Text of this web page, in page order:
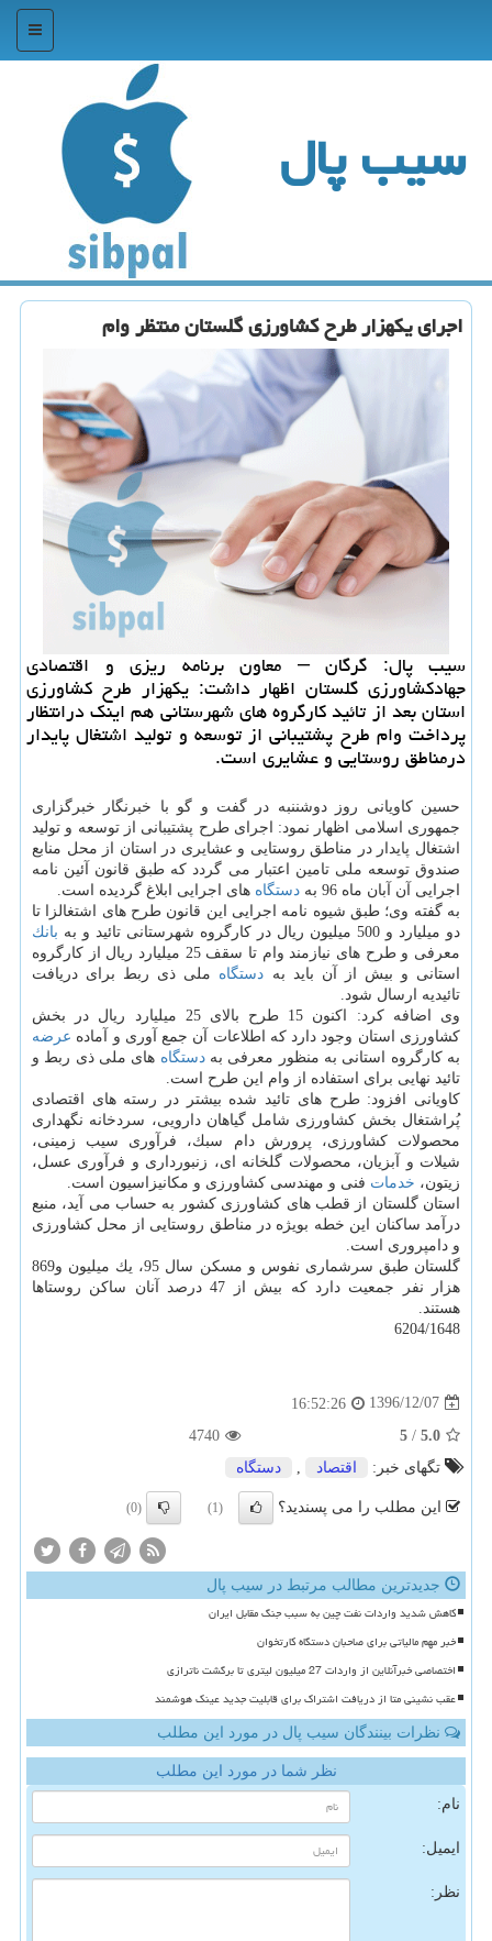
منو
سیب پال
اجرای یكهزار طرح كشاورزی گلستان منتظر وام
سیب پال: گرگان – معاون برنامه ریزی و اقتصادی
جهادكشاورزی گلستان اظهار داشت: یكهزار طرح كشاورزی
استان بعد از تائید كارگروه های شهرستانی هم اینك درانتظار
پرداخت وام طرح پشتیبانی از توسعه و تولید اشتغال پایدار
درمناطق روستایی و عشایری است.
حسین كاویانی روز دوشننبه در گفت و گو با خبرنگار خبرگزاری
جمهوری اسلامی اظهار نمود: اجرای طرح پشتیبانی از توسعه و تولید
اشتغال پایدار در مناطق روستایی و عشایری در استان از محل منابع
صندوق توسعه ملی تامین اعتبار می گردد كه طبق قانون آئین نامه
اجرایی آن آبان ماه 96 به
دستگاه های اجرایی ابلاغ گردیده است.
به گفته وی؛ طبق شیوه نامه اجرایی این قانون طرح های اشتغالزا تا
دو میلیارد و 500 میلیون ریال در كارگروه شهرستانی تائید و به
بانك
معرفی و طرح های نیازمند وام تا سقف 25 میلیارد ریال از كارگروه
استانی و بیش از آن باید به دستگاه ملی ذی ربط برای دریافت
تائیدیه ارسال شود.
وی اضافه كرد: اكنون 15 طرح بالای 25 میلیارد ریال در بخش
كشاورزی استان وجود دارد كه اطلاعات آن جمع آوری و آماده عرضه
به كارگروه استانی به منظور معرفی بهدستگاه های ملی ذی ربط و
تائید نهایی برای استفاده از وام این طرح است.
كاویانی افزود: طرح های تائید شده بیشتر در رسته های اقتصادی
پُراشتغال بخش كشاورزی شامل گیاهان دارویی، سردخانه نگهداری
محصولات كشاورزی، پرورش دام سبك، فرآوری سیب زمینی،
شیلات و آبزیان، محصولات گلخانه ای، زنبورداری و فرآوری عسل،
زیتون، خدمات فنی و مهندسی كشاورزی و مكانیزاسیون است.
استان گلستان از قطب های كشاورزی كشور به حساب می آید، منبع
درآمد ساكنان این خطه بویژه در مناطق روستایی از محل كشاورزی
و دامپروری است.
گلستان طبق سرشماری نفوس و مسكن سال 95، یك میلیون و869
هزار نفر جمعیت دارد كه بیش از 47 درصد آنان ساكن روستاها
هستند.
6204/1648
1396/12/07
16:52:26
5.0
/
5
4740
تگهای خبر:
اقتصاد دستگاه
این مطلب را می پسندید؟ (1)
(0)
جدیدترین مطالب مرتبط در سیب پال
کاهش شدید واردات نفت چین به سبب جنگ مقابل ایران
خبر مهم مالیاتی برای صاحبان دستگاه کارتخوان
اختصاصی خبرآنلاین از واردات 27 میلیون لیتری تا برگشت ناترازی
عقب نشینی متا از دریافت اشتراک برای قابلیت جدید عینک هوشمند
نظرات بینندگان سیب پال در مورد این مطلب
نظر شما در مورد این مطلب
نام:
ایمیل:
نظر: